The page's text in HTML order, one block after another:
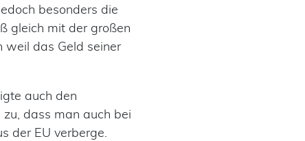
besonders die
gleich mit der großen
weil das Geld seiner
auch den
dass man auch bei
der EU verberge.